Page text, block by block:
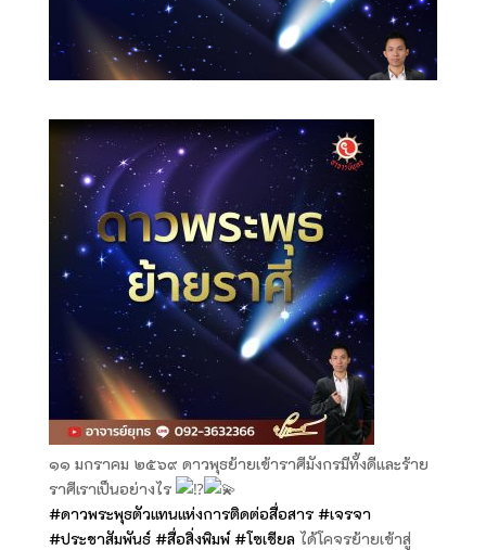
๑๑ มกราคม ๒๕๖๙ ดาวพุธย้ายเข้าราศีมังกรมีทั้งดีและร้าย
ราศีเราเป็นอย่างไร
#ดาวพระพุธตัวแทนแห่งการติดต่อสื่อสาร #เจรจา
#ประชาสัมพันธ์ #สื่อสิ่งพิมพ์ #โซเชียลได้โคจรย้ายเข้าสู่